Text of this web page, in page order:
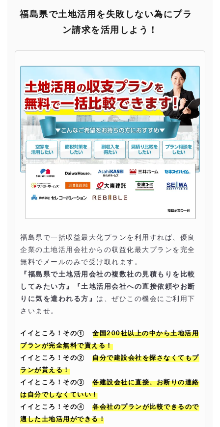
福島県で土地活用を失敗しない為にプラ
ン請求を活用しよう！
福島県で一括収益最大化プランを利用すれば、優良
企業の土地活用会社からの収益化最大プランを完全
無料でメールのみで受け取れます。
『福島県で土地活用会社の複数社の見積もりを比較
してみたい方』『土地活用会社への直接依頼やお断
りに気を遣われる方』 は、ぜひこの機会にご利用下
さいませ。
イイところ！その①
全国200社以上の中から土地活用
プランが完全無料で貰える！
イイところ！その②
自分で建設会社を探さなくてもプ
ランが貰える！
イイところ！その③
各建設会社に直接、お断りの連絡
は自分でしなくていい！
イイところ！その④
各会社のプランが比較できるので
適した土地活用ができる！